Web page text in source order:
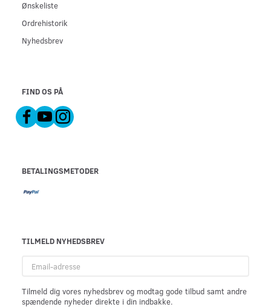
Ønskeliste
Ordrehistorik
Nyhedsbrev
FIND OS PÅ
BETALINGSMETODER
TILMELD NYHEDSBREV
adresse
Tilmeld dig vores nyhedsbrev og modtag gode tilbud samt andre
spændende nyheder direkte i din indbakke.